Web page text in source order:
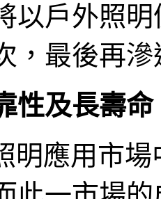
以戶外照
，最後再
性及長壽
明應用市